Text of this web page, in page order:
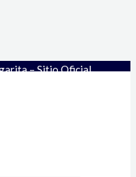
– Sitio Oficial